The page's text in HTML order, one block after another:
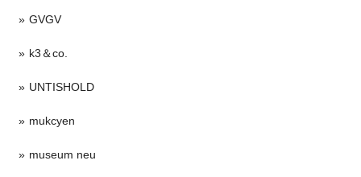
GVGV
k3＆co.
UNTISHOLD
mukcyen
museum neu